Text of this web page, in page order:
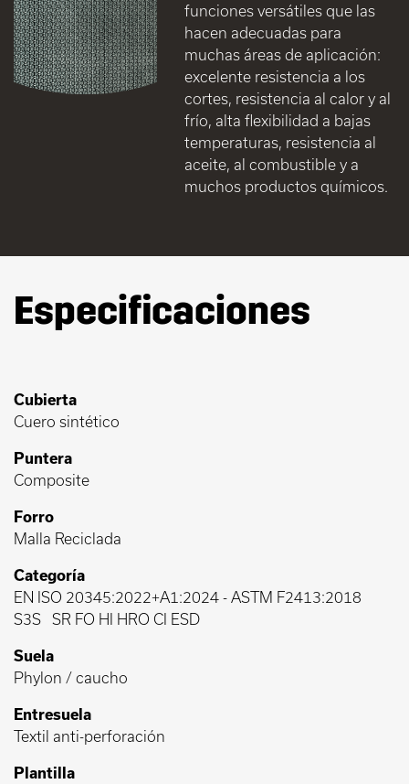
funciones versátiles que las
hacen adecuadas para
muchas áreas de aplicación:
excelente resistencia a los
cortes, resistencia al calor y al
frío, alta flexibilidad a bajas
temperaturas, resistencia al
aceite, al combustible y a
muchos productos químicos.
Especificaciones
Cubierta
Cuero sintético
Puntera
Composite
Forro
Malla Reciclada
Categoría
EN ISO 20345:2022+A1:2024 - ASTM F2413:2018
S3S
SR FO HI HRO CI ESD
Suela
Phylon / caucho
Entresuela
Textil anti-perforación
Plantilla